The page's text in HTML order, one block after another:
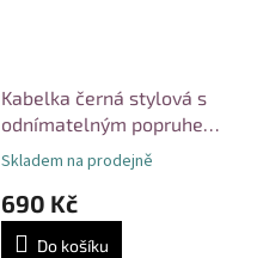
Kabelka černá stylová s
odnímatelným popruhem
a stříbrnými detaily
Skladem na prodejně
690 Kč
Do košíku